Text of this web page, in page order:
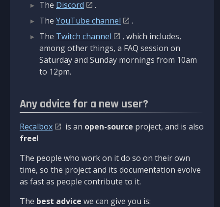
The Discord
.
The YouTube channel
.
The Twitch channel
, which includes,
among other things, a FAQ session on
Saturday and Sunday mornings from 10am
to 12pm.
Any advice for a new user?
Recalbox is an open-source project, and is also
free!
The people who work on it do so on their own
time, so the project and its documentation evolve
as fast as people contribute to it.
The best advice we can give you is: